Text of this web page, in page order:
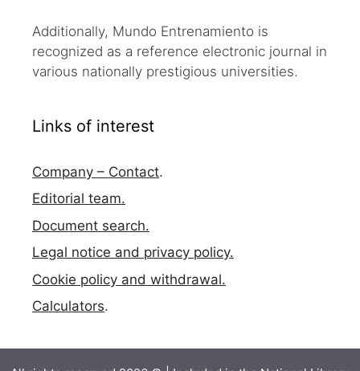
Additionally, Mundo Entrenamiento is
recognized as a reference electronic journal in
various nationally prestigious universities.
Links of interest
Company – Contact.
Editorial team.
Document search.
Legal notice and privacy policy.
Cookie policy and withdrawal.
Calculators.